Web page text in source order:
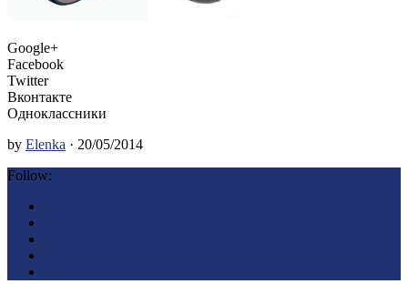
Google+
Facebook
Twitter
Вконтакте
Одноклассники
by Elenka · 20/05/2014
Follow: